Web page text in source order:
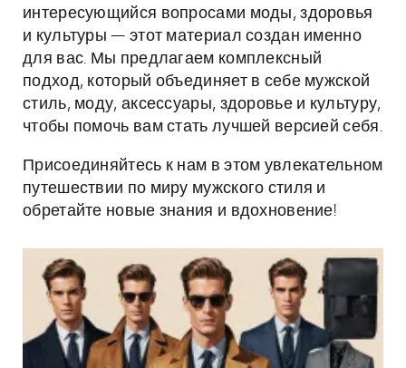
интересующийся вопросами моды, здоровья
и культуры — этот материал создан именно
для вас. Мы предлагаем комплексный
подход, который объединяет в себе мужской
стиль, моду, аксессуары, здоровье и культуру,
чтобы помочь вам стать лучшей версией себя.
Присоединяйтесь к нам в этом увлекательном
путешествии по миру мужского стиля и
обретайте новые знания и вдохновение!